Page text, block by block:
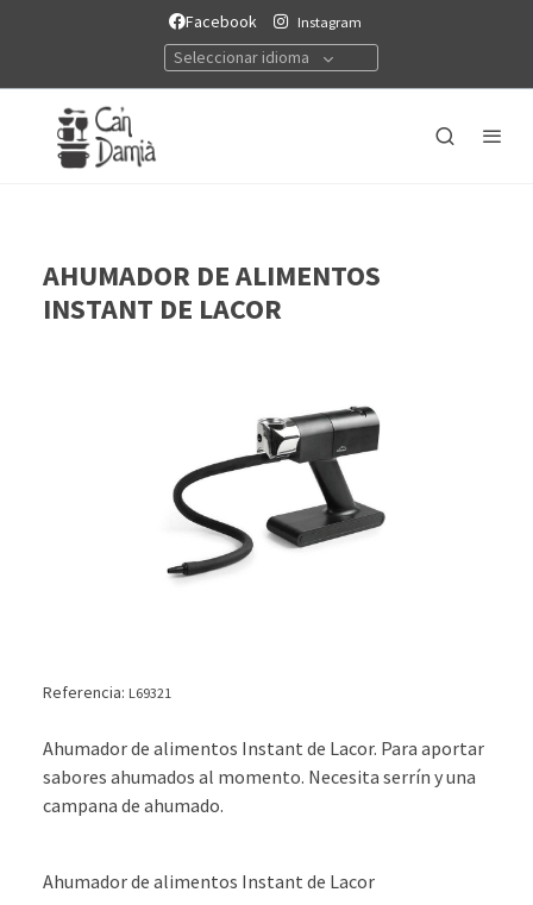
Facebook Instagram
Seleccionar idioma
AHUMADOR DE ALIMENTOS
INSTANT DE LACOR
Referencia: L69321
Ahumador de alimentos Instant de Lacor. Para aportar
sabores ahumados al momento. Necesita serrín y una
campana de ahumado.
Ahumador de alimentos Instant de Lacor